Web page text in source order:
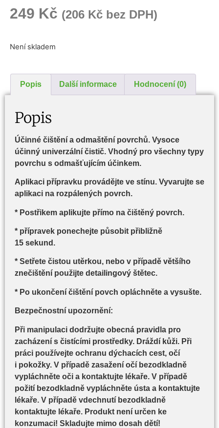
249 Kč (206 Kč bez DPH)
Není skladem
Popis Další informace Hodnocení (0)
Popis
Účinné čištění a odmaštění povrchů. Vysoce
účinný univerzální čistič. Vhodný pro všechny typy
povrchu s odmašťujícím účinkem.
Aplikaci přípravku provádějte ve stínu. Vyvarujte se
aplikaci na rozpálených povrch.
* Postřikem aplikujte přímo na čištěný povrch.
* přípravek ponechejte působit přibližně
15 sekund.
* Setřete čistou utěrkou, nebo v případě většího
znečištění použijte detailingový štětec.
* Po ukončení čištění povch opláchněte a vysušte.
Bezpečnostní upozornění:
Při manipulaci dodržujte obecná pravidla pro
zacházení s čistícími prostředky. Dráždí kůži. Při
práci používejte ochranu dýchacích cest, očí
i pokožky. V případě zasažení očí bezodkladně
vypláchněte oči a kontaktujte lékaře. V případě
požití bezodkladně vypláchněte ústa a kontaktujte
lékaře. V případě vdechnutí bezodkladně
kontaktujte lékaře. Produkt není určen ke
konzumaci! Skladujte mimo dosah dětí!